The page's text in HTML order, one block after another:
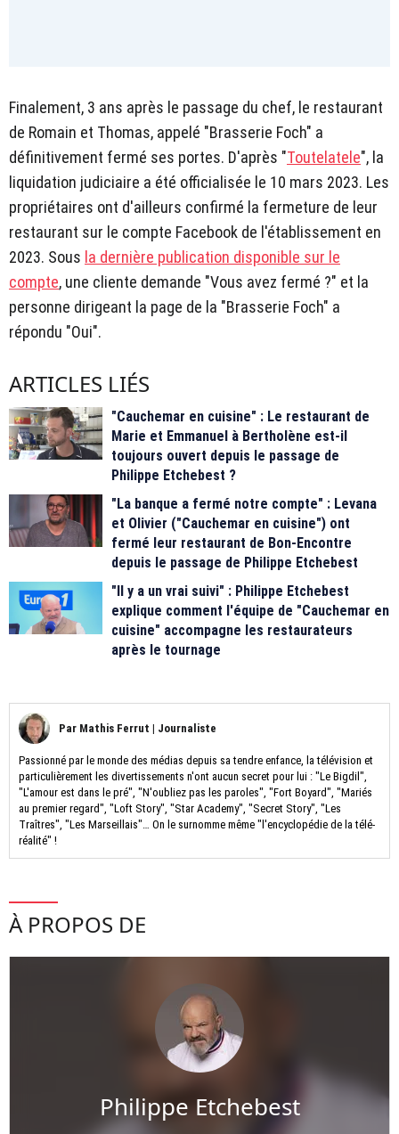
Finalement, 3 ans après le passage du chef, le restaurant
de Romain et Thomas, appelé "Brasserie Foch" a
définitivement fermé ses portes. D'après "Toutelatele", la
liquidation judiciaire a été officialisée le 10 mars 2023. Les
propriétaires ont d'ailleurs confirmé la fermeture de leur
restaurant sur le compte Facebook de l'établissement en
2023. Sous la dernière publication disponible sur le
compte, une cliente demande "Vous avez fermé ?" et la
personne dirigeant la page de la "Brasserie Foch" a
répondu "Oui".
ARTICLES LIÉS
"Cauchemar en cuisine" : Le restaurant de
Marie et Emmanuel à Bertholène est-il
toujours ouvert depuis le passage de
Philippe Etchebest ?
"La banque a fermé notre compte" : Levana
et Olivier ("Cauchemar en cuisine") ont
fermé leur restaurant de Bon-Encontre
depuis le passage de Philippe Etchebest
"Il y a un vrai suivi" : Philippe Etchebest
explique comment l'équipe de "Cauchemar en
cuisine" accompagne les restaurateurs
après le tournage
Par Mathis Ferrut | Journaliste
Passionné par le monde des médias depuis sa tendre enfance, la télévision et
particulièrement les divertissements n'ont aucun secret pour lui : "Le Bigdil",
"L'amour est dans le pré", "N'oubliez pas les paroles", "Fort Boyard", "Mariés
au premier regard", "Loft Story", "Star Academy", "Secret Story", "Les
Traîtres", "Les Marseillais"… On le surnomme même "l'encyclopédie de la télé-
réalité" !
À PROPOS DE
Philippe Etchebest